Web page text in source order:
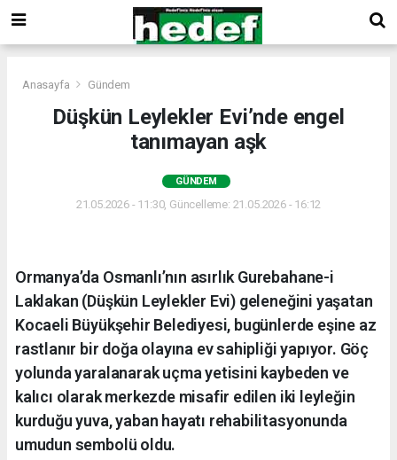
Anasayfa Gündem
Düşkün Leylekler Evi’nde engel
tanımayan aşk
GÜNDEM
21.05.2026 - 11:30, Güncelleme: 21.05.2026 - 16:12
Ormanya’da Osmanlı’nın asırlık Gurebahane-i
Laklakan (Düşkün Leylekler Evi) geleneğini yaşatan
Kocaeli Büyükşehir Belediyesi, bugünlerde eşine az
rastlanır bir doğa olayına ev sahipliği yapıyor. Göç
yolunda yaralanarak uçma yetisini kaybeden ve
kalıcı olarak merkezde misafir edilen iki leyleğin
kurduğu yuva, yaban hayatı rehabilitasyonunda
umudun sembolü oldu.